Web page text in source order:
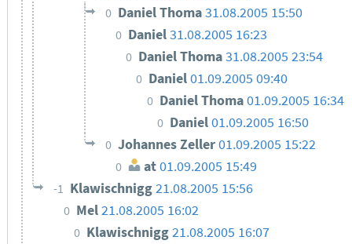
0 Daniel Thoma31.08.2005 15:50
0 Daniel31.08.2005 16:23
0 Daniel Thoma31.08.2005 23:54
0 Daniel01.09.2005 09:40
0 Daniel Thoma01.09.2005 16:34
0 Daniel01.09.2005 16:50
0 Johannes Zeller01.09.2005 15:22
0 at01.09.2005 15:49
-1 Klawischnigg21.08.2005 15:56
0 Mel21.08.2005 16:02
0 Klawischnigg21.08.2005 16:07